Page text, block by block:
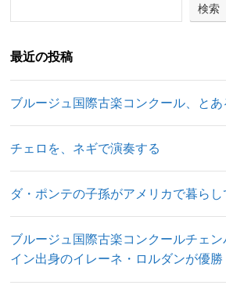
検索
最近の投稿
ブルージュ国際古楽コンクール、と
チェロを、ネギで演奏する
ダ・ポンテの子孫がアメリカで暮ら
ブルージュ国際古楽コンクールチェ
イン出身のイレーネ・ロルダンが優勝